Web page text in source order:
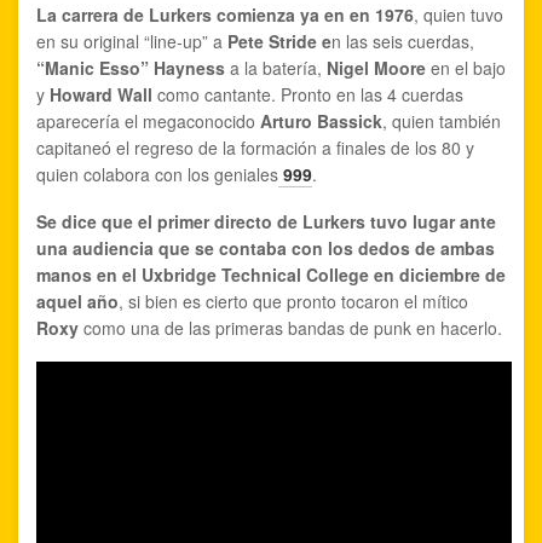
La carrera de Lurkers comienza ya en en 1976, quien tuvo
en su original “line-up” a Pete Stride en las seis cuerdas,
“Manic Esso” Hayness a la batería, Nigel Moore en el bajo
y Howard Wall como cantante. Pronto en las 4 cuerdas
aparecería el megaconocido Arturo Bassick, quien también
capitaneó el regreso de la formación a finales de los 80 y
quien colabora con los geniales 999.
Se dice que el primer directo de Lurkers tuvo lugar ante
una audiencia que se contaba con los dedos de ambas
manos en el Uxbridge Technical College en diciembre de
aquel año, si bien es cierto que pronto tocaron el mítico
Roxy como una de las primeras bandas de punk en hacerlo.